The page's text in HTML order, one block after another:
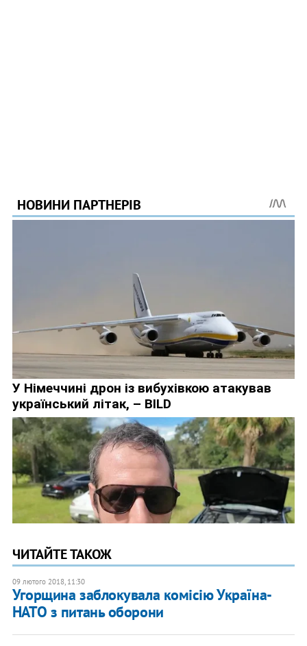
ЧИТАЙТЕ ТАКОЖ
09 лютого 2018, 11:30
Угорщина заблокувала комісію Україна-
НАТО з питань оборони